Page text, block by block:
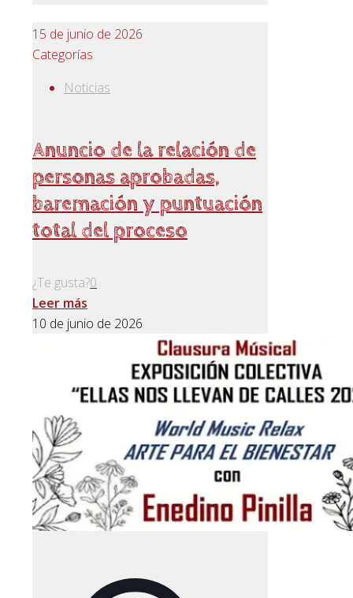
15 de junio de 2026
Categorías
Noticias
Anuncio de la relación de
personas aprobadas,
baremación y puntuación
total del proceso
¿Te gusta?0
Leer más
10 de junio de 2026